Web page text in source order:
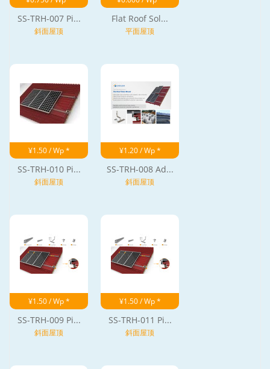
SS-TRH-007 Pi...
斜面屋顶
Flat Roof Sol...
平面屋顶
¥1.50 / Wp *
SS-TRH-010 Pi...
斜面屋顶
¥1.20 / Wp *
SS-TRH-008 Ad...
斜面屋顶
¥1.50 / Wp *
SS-TRH-009 Pi...
斜面屋顶
¥1.50 / Wp *
SS-TRH-011 Pi...
斜面屋顶